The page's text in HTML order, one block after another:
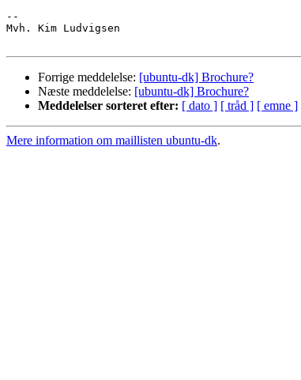
--
Mvh. Kim Ludvigsen
Forrige meddelelse: [ubuntu-dk] Brochure?
Næste meddelelse: [ubuntu-dk] Brochure?
Meddelelser sorteret efter: [ dato ] [ tråd ] [ emne ]
Mere information om maillisten ubuntu-dk.